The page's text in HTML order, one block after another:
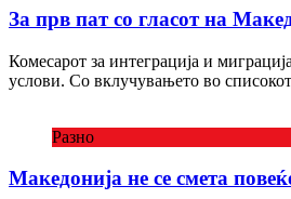
За прв пат со гласот на
Комесарот за интеграција и
услови. Со вклучувањето во
Разно
Македонија не се смета